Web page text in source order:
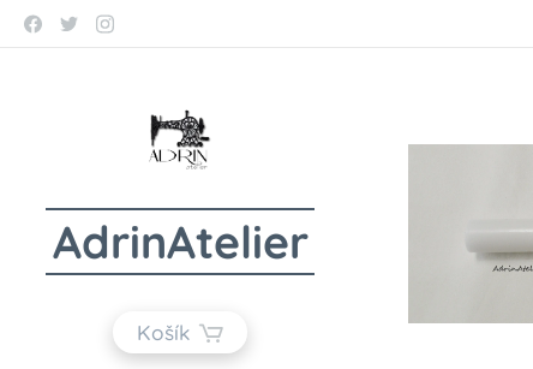
AdrinAtelier
Košík